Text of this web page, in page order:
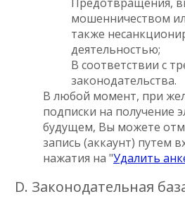
мошенничеством
также
деятельностью;
В соответствии с
законодательства.
В любой момент, при
подписки на получение
будущем, Вы можете
запись (аккаунт) путем
нажатия на "Удалить
D. Законодательная